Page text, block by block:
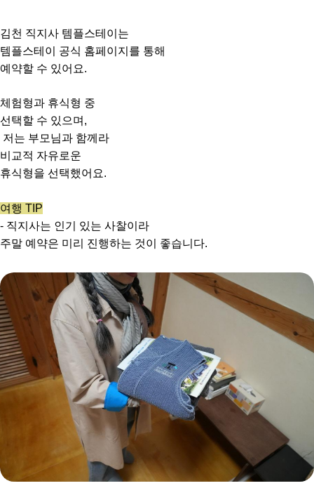
김천 직지사 템플스테이는
템플스테이 공식 홈페이지를 통해
예약할 수 있어요.
체험형과 휴식형 중
선택할 수 있으며,
저는 부모님과 함께라
비교적 자유로운
휴식형을 선택했어요.
여행 TIP
- 직지사는 인기 있는 사찰이라
주말 예약은 미리 진행하는 것이 좋습니다.